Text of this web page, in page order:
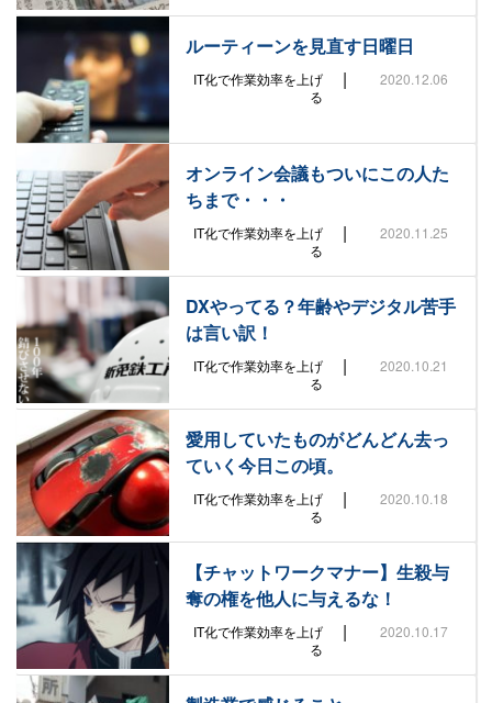
ルーティーンを見直す日曜日
IT化で作業効率を上げ
る
| 2020.12.06
オンライン会議もついにこの人た
ちまで・・・
IT化で作業効率を上げ
る
| 2020.11.25
DXやってる？年齢やデジタル苦手
は言い訳！
IT化で作業効率を上げ
る
| 2020.10.21
愛用していたものがどんどん去っ
ていく今日この頃。
IT化で作業効率を上げ
る
| 2020.10.18
【チャットワークマナー】生殺与
奪の権を他人に与えるな！
IT化で作業効率を上げ
る
| 2020.10.17